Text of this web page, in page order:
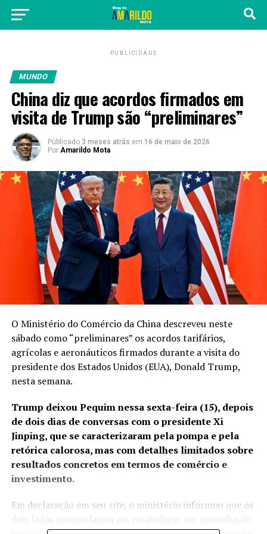
PUBLICIDADE
MUNDO
China diz que acordos firmados em
visita de Trump são “preliminares”
Públicado 3 meses atrás em 16 de maio de 2026
Por Amarildo Mota
O Ministério do Comércio da China descreveu neste
sábado como “preliminares” os acordos tarifários,
agrícolas e aeronáuticos firmados durante a visita do
presidente dos Estados Unidos (EUA), Donald Trump,
nesta semana.
Trump deixou Pequim nessa sexta-feira (15), depois
de dois dias de conversas com o presidente Xi
Jinping, que se caracterizaram pela pompa e pela
retórica calorosa, mas com detalhes limitados sobre
resultados concretos em termos de comércio e
investimento.
Em declaração em seu site, o ministério informou que os